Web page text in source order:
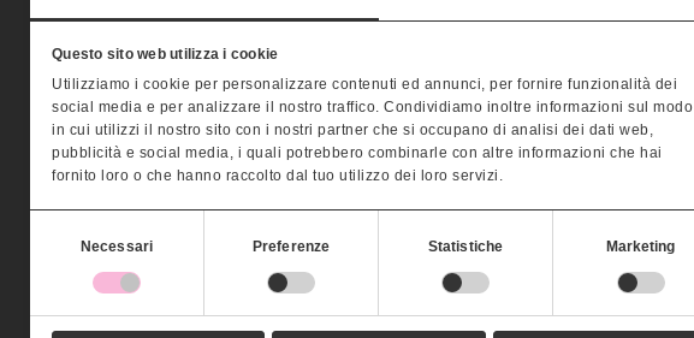
Questo sito web utilizza i cookie
Utilizziamo i cookie per personalizzare contenuti ed annunci, per fornire funzionalità dei
social media e per analizzare il nostro traffico. Condividiamo inoltre informazioni sul modo
in cui utilizzi il nostro sito con i nostri partner che si occupano di analisi dei dati web,
pubblicità e social media, i quali potrebbero combinarle con altre informazioni che hai
fornito loro o che hanno raccolto dal tuo utilizzo dei loro servizi.
consenso
Necessari Preferenze Statistiche Marketing
MONTERA STV
Palazzo Valle
Contrà Busa San Michele, 10
P.IVA 03295960243
Contattaci
Tel. 0444 526125
Fax 0444 525790
Aut. Min. Lavoro selezione del personale 13/I/0015031 del 24/07/2008